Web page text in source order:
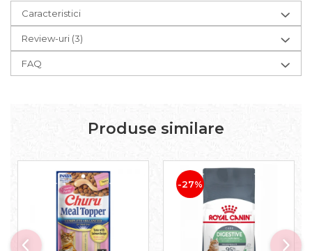
Caracteristici
Review-uri (3)
FAQ
Produse similare
-27%